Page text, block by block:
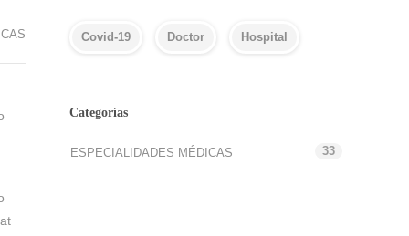
Covid-19 Doctor Hospital
Categorías
ESPECIALIDADES MÉDICAS 33